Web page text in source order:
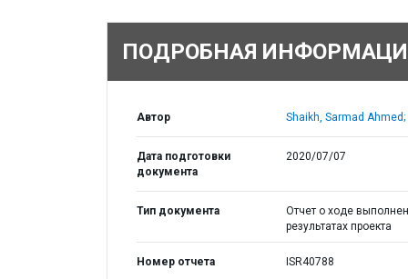
ПОДРОБНАЯ
Автор Shaikh, Sarmad Ahmed;
Дата подготовки
документа
2020/07/07
Тип документа
Отчет о ходе
результатах проекта
Номер отчета ISR40788